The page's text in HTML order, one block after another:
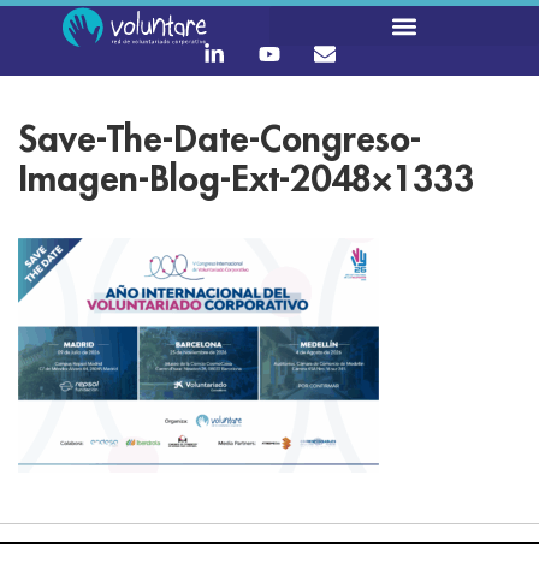
Save-The-Date-Congreso-
Imagen-Blog-Ext-2048×1333